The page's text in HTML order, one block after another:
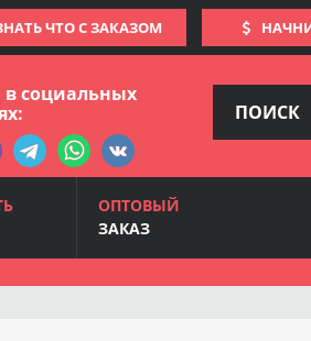
ЧТО С ЗАКАЗОМ
социальных
ОПТОВЫЙ
ЗАКАЗ